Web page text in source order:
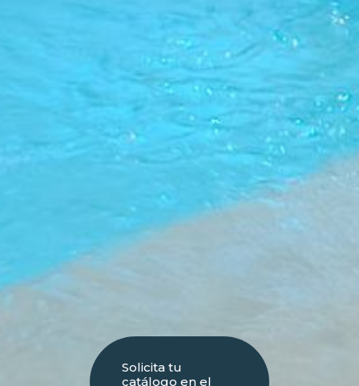
Solicita tu
catálogo en el